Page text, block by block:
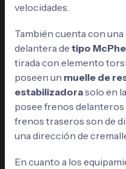
velocidades.
También cuenta con
delantera de tipo
tirada con elemento
poseen un muelle de
estabilizadorasolo en
posee frenos
frenos traseros son de
una dirección de
En cuanto a los